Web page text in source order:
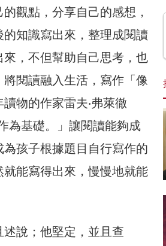
觀點，分享自己的感想，
知識寫出來，整理成閱讀
，不但幫助自己思考，也
閱讀融入生活，寫作「像
物的作家雷夫‧弗萊徹
為基礎。」讓閱讀能夠成
孩子根據題目自行寫作的
能寫得出來，慢慢地就能
說；他堅定，並且查